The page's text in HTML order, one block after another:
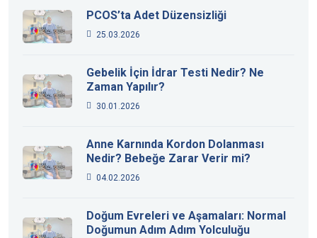
PCOS’ta Adet Düzensizliği
25.03.2026
Gebelik İçin İdrar Testi Nedir? Ne
Zaman Yapılır?
30.01.2026
Anne Karnında Kordon Dolanması
Nedir? Bebeğe Zarar Verir mi?
04.02.2026
Doğum Evreleri ve Aşamaları: Normal
Doğumun Adım Adım Yolculuğu